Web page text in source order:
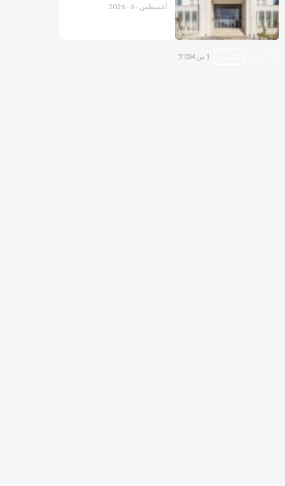
أغسطس - 6 - 2026
1 من 5٬034